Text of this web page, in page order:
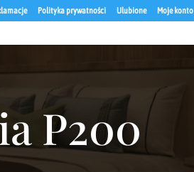
Polityka prywatności Ulubione Moje konto
P200